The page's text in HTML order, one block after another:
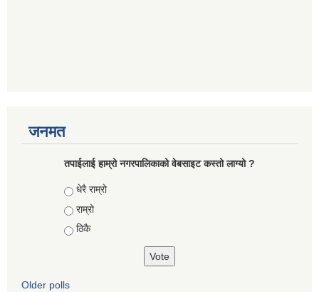
जनमत
तपाईलाई हाम्रो नगरपालिकाको वेबसाइट कस्तो लाग्यो ?
Choices
धेरै राम्रो
राम्रो
ठिकै
Older polls